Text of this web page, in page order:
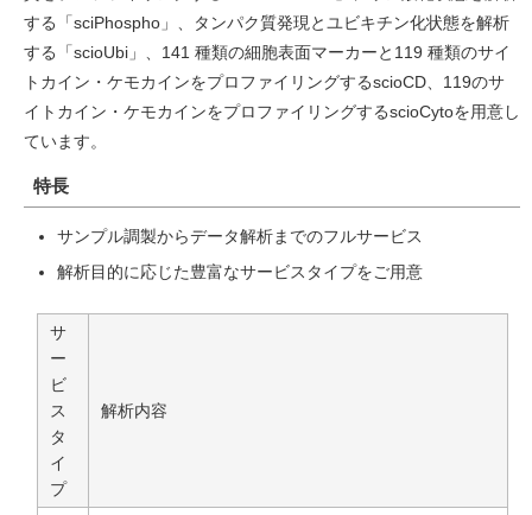
する「sciPhospho」、タンパク質発現とユビキチン化状態を解析
する「scioUbi」、141 種類の細胞表面マーカーと119 種類のサイ
トカイン・ケモカインをプロファイリングするscioCD、119のサ
イトカイン・ケモカインをプロファイリングするscioCytoを用意し
ています。
特長
サンプル調製からデータ解析までのフルサービス
解析目的に応じた豊富なサービスタイプをご用意
サ
ー
ビ
ス
タ
イ
プ
解析内容